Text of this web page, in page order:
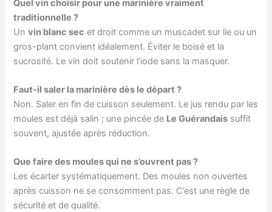
Quel vin choisir pour une marinière vraiment
traditionnelle ?
Unvin blanc sec et droit comme un muscadet sur lie ou un
gros-plant convient idéalement. Éviter le boisé et la
sucrosité. Le vin doit soutenir l’iode sans la masquer.
Faut-il saler la marinière dès le départ ?
Non. Saler en fin de cuisson seulement. Le jus rendu par les
moules est déjà salin ; une pincée de Le Guérandais suffit
souvent, ajustée après réduction.
Que faire des moules qui ne s’ouvrent pas ?
Les écarter systématiquement. Des moules non ouvertes
après cuisson ne se consomment pas. C’est une règle de
sécurité et de qualité.